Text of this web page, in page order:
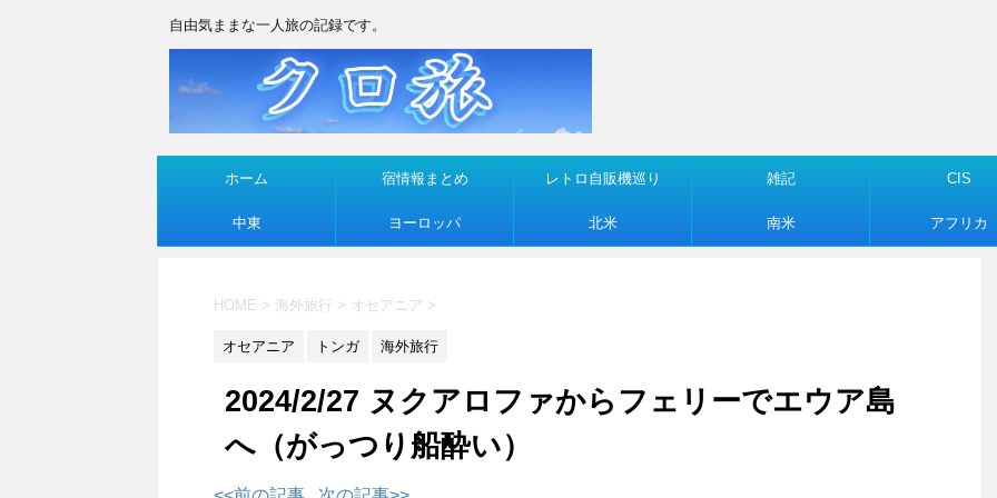
自由気ままな一人旅の記録です。
ホーム 宿情報まとめ レトロ自販機巡り 雑記 CIS
中東 ヨーロッパ 北米 南米 アフリカ
HOME > 海外旅行 > オセアニア >
オセアニア トンガ 海外旅行
2024/2/27 ヌクアロファからフェリーでエウア島
へ（がっつり船酔い）